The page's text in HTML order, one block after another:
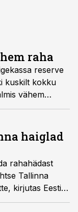
raha
kuskilt kokku
haiglad
Tallinna